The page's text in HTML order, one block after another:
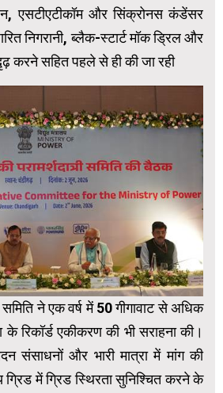
एसटीएटीकॉम और सिंक्रोनस कंडेंसर
निगरानी, ​​ब्लैक-स्टार्ट मॉक ड्रिल और
करने सहित पहले से ही की जा रही
ने एक वर्ष में 50 गीगावाट से अधिक
के रिकॉर्ड एकीकरण की भी सराहना की।
संसाधनों और भारी मात्रा में मांग की
ग्रिड में ग्रिड स्थिरता सुनिश्चित करने के